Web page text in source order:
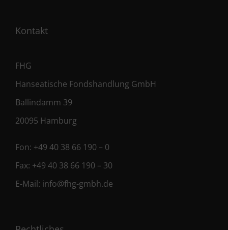
Kontakt
FHG
Hanseatische Fondshandlung GmbH
Ballindamm 39
20095 Hamburg
Fon: +49 40 38 66 190 – 0
Fax: +49 40 38 66 190 – 30
E-Mail: info@fhg-gmbh.de